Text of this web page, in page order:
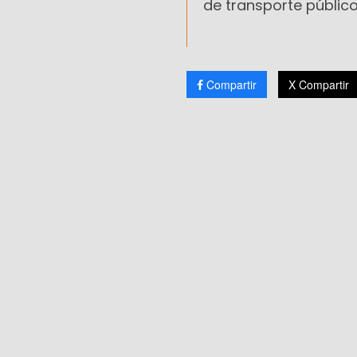
de transporte
Compartir X Compartir